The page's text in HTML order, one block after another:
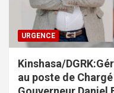
URGENCE
Kinshasa/
au poste de